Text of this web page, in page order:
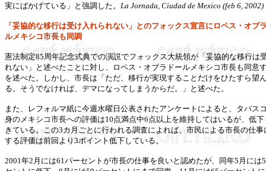
実にばかげている」と強調した。 La Jornada, Ciudad de Mexico (feb 6, 2002)
「妥協的な移行は受け入れられない」とのフォックス宣言にロペス・オブ
ルメキシコ市長も同調
憲法制定85周年記念式典での演説でフォックス大統領が「妥協的な移行は
れない」と述べたことに対し、ロペス・オブラドールメキシコ市長も同意
を述べた。しかし、市長は「ただ、移行が実現することだけをひたすら望
る。そうでなければ、デマになってしまうからだ。」と述べた。
また、レフォルマ紙に今週水曜日公表されたアンケートによると、タバス
身のメキシコ市長への評価は10点満点中6点以上を維持してはいるが、低下
きている。この3カ月ごとに行われる調査によれば、市民による市長の仕事
する評価は前回より3ポイント低下している。
2001年2月には61パーセントが市長の仕事を良いと認めたが、同年5月には